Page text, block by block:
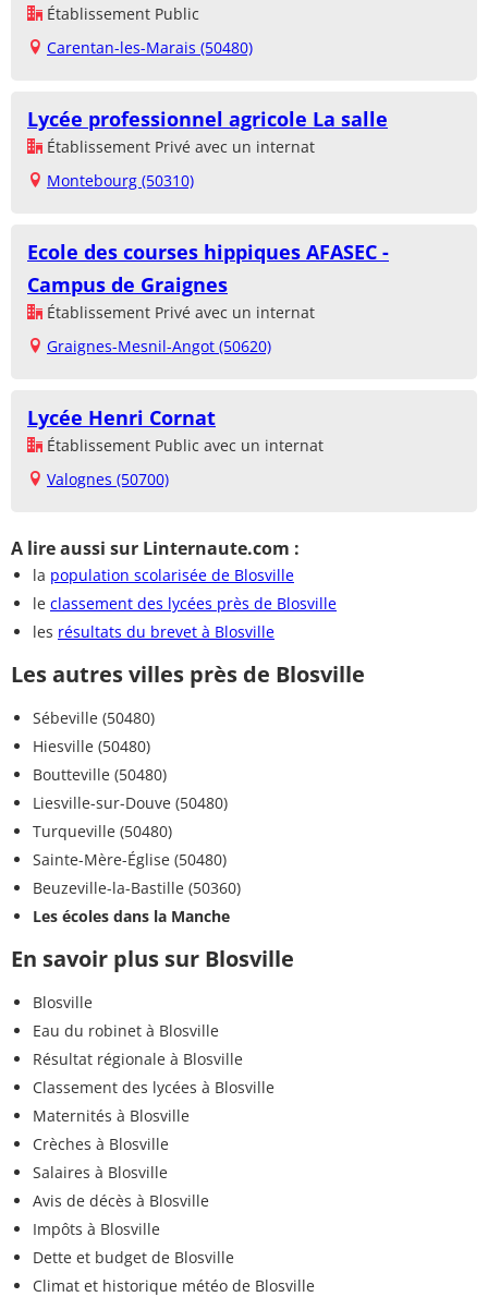
Établissement Public
Carentan-les-Marais (50480)
Lycée professionnel agricole La salle
Établissement Privé avec un internat
Montebourg (50310)
Ecole des courses hippiques AFASEC -
Campus de Graignes
Établissement Privé avec un internat
Graignes-Mesnil-Angot (50620)
Lycée Henri Cornat
Établissement Public avec un internat
Valognes (50700)
A lire aussi sur Linternaute.com :
la population scolarisée de Blosville
le classement des lycées près de Blosville
les résultats du brevet à Blosville
Les autres villes près de Blosville
Sébeville (50480)
Hiesville (50480)
Boutteville (50480)
Liesville-sur-Douve (50480)
Turqueville (50480)
Sainte-Mère-Église (50480)
Beuzeville-la-Bastille (50360)
Les écoles dans la Manche
En savoir plus sur Blosville
Blosville
Eau du robinet à Blosville
Résultat régionale à Blosville
Classement des lycées à Blosville
Maternités à Blosville
Crèches à Blosville
Salaires à Blosville
Avis de décès à Blosville
Impôts à Blosville
Dette et budget de Blosville
Climat et historique météo de Blosville